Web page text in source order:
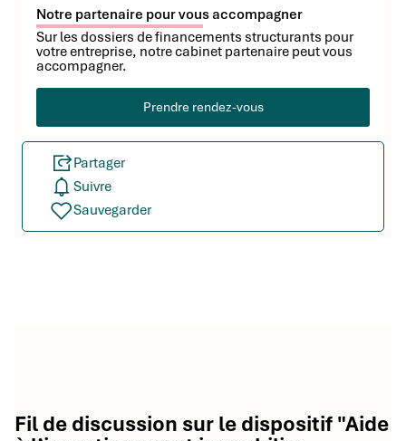
Notre partenaire pour vous accompagner
Sur les dossiers de financements structurants pour
votre entreprise, notre cabinet partenaire peut vous
accompagner.
Prendre rendez-vous
Partager
Suivre
Sauvegarder
Fil de discussion sur le dispositif "Aide